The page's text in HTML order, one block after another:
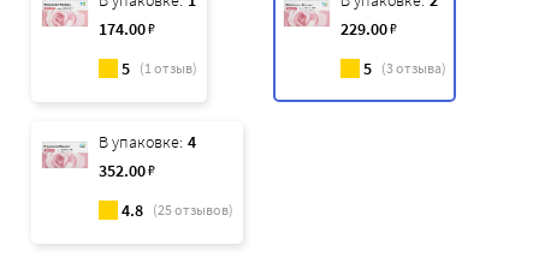
174.00₽
5 (1отзыв)
229.00₽
5 (3отзыва)
В упаковке: 4
352.00₽
4.8 (25отзывов)